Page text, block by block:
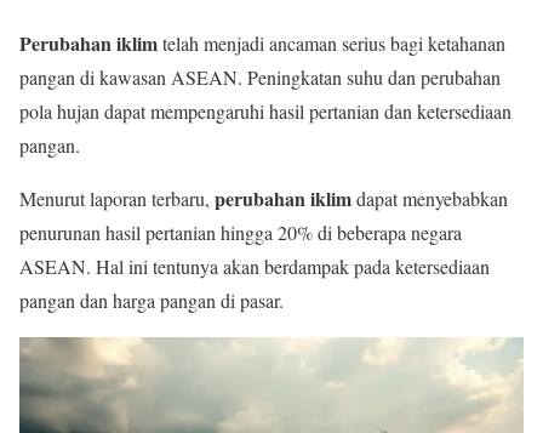
Perubahan iklimtelah menjadi ancaman serius bagi ketahanan
pangan di kawasan ASEAN. Peningkatan suhu dan perubahan
pola hujan dapat mempengaruhi hasil pertanian dan ketersediaan
pangan.
Menurut laporan terbaru, perubahan iklimdapat menyebabkan
penurunan hasil pertanian hingga 20% di beberapa negara
ASEAN. Hal ini tentunya akan berdampak pada ketersediaan
pangan dan harga pangan di pasar.